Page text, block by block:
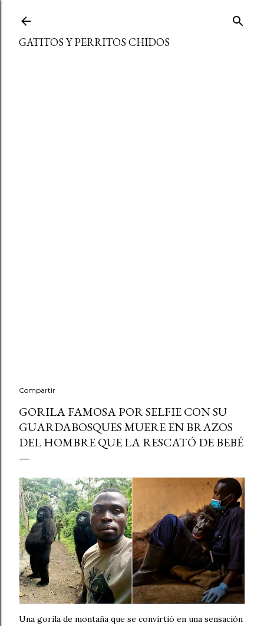
GATITOS Y PERRITOS CHIDOS
Compartir
GORILA FAMOSA POR SELFIE CON SU
GUARDABOSQUES MUERE EN BRAZOS
DEL HOMBRE QUE LA RESCATÓ DE BEBÉ
Una gorila de montaña que se convirtió en una sensación